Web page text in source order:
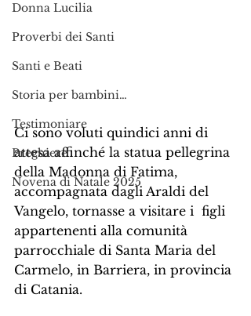
Donna Lucilia
Proverbi dei Santi
Santi e Beati
Storia per bambini…
Testimoniare
Preghiere
Novena di Natale 2025
Ci sono voluti quindici anni di
attesa affinché la statua pellegrina
della Madonna di Fatima,
accompagnata dagli Araldi del
Vangelo, tornasse a visitare i  figli
appartenenti alla comunità
parrocchiale di Santa Maria del
Carmelo, in Barriera, in provincia
di Catania.